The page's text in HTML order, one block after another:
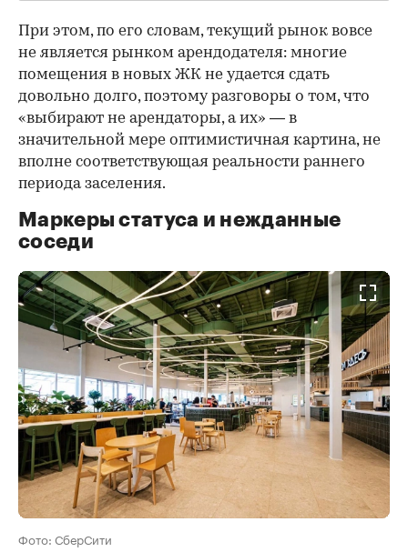
При этом, по его словам, текущий рынок вовсе
не является рынком арендодателя: многие
помещения в новых ЖК не удается сдать
довольно долго, поэтому разговоры о том, что
«выбирают не арендаторы, а их» — в
значительной мере оптимистичная картина, не
вполне соответствующая реальности раннего
периода заселения.
Маркеры статуса и нежданные
соседи
Фото: СберСити